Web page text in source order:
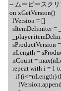
-- ムービースクリ
on xGetVersion()
lVersion = []
sItemDelimiter =
sProductVersion
nLength =
nCount =
repeat with i = 1
if (i<=nLength)